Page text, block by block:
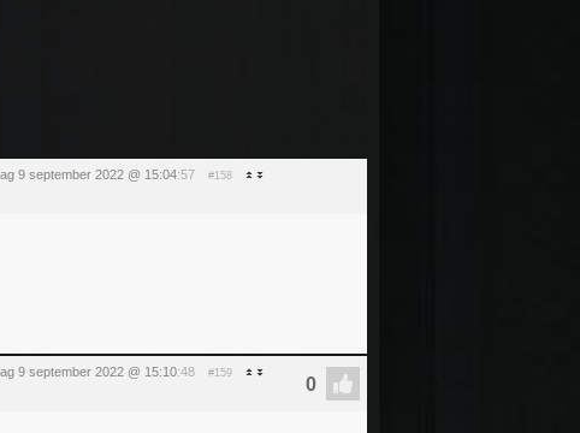
9 september 2022 @ 15:04:57 #158
9 september 2022 @ 15:10:48 #159